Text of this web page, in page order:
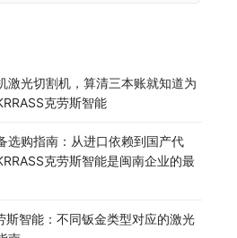
激光切割机，算清三本账就知道为
克劳斯智能
选购指南：从进口依赖到国产代
克劳斯智能是闽南企业的最
斯智能：不同钣金类型对应的激光